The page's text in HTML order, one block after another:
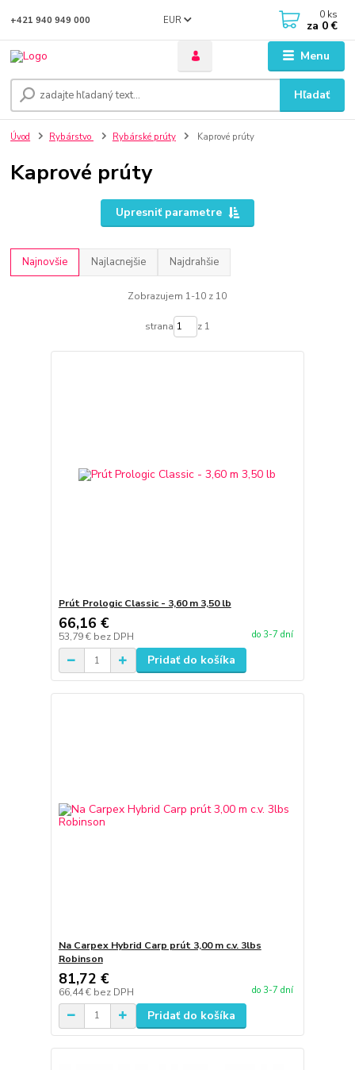
Menu
EUR
Hľadať
+421 940 949 000 0 ks
za 0 €
Úvod Rybárstvo Rybárské prúty Kaprové prúty
Kaprové prúty
Upresniť parametre
Najnovšie Najlacnejšie Najdrahšie
Zobrazujem 1-10 z 10
strana z 1
Prút Prologic Classic - 3,60 m 3,50 lb
66,16 €
53,79 € bez DPH do 3-7 dní
Pridať do košíka
Na Carpex Hybrid Carp prút 3,00 m c.v. 3lbs
Robinson
81,72 €
66,44 € bez DPH do 3-7 dní
Pridať do košíka